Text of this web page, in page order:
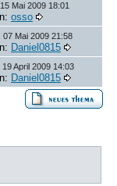
Mai 2009 18:01
osso
07 Mai 2009 21:58
Daniel0815
19 April 2009 14:03
Daniel0815